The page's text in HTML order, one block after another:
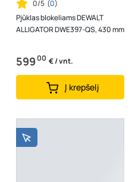
0/5 (0)
Pjūklas blokeliams DEWALT
ALLIGATOR DWE397-QS, 430 mm
59900 € / vnt.
Į krepšelį